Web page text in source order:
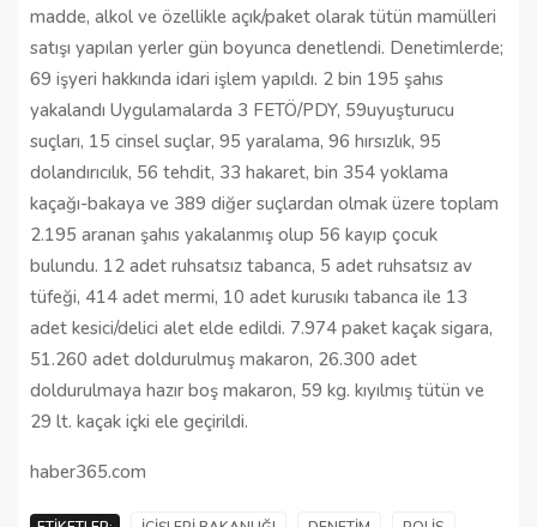
madde, alkol ve özellikle açık/paket olarak tütün mamülleri
satışı yapılan yerler gün boyunca denetlendi. Denetimlerde;
69 işyeri hakkında idari işlem yapıldı. 2 bin 195 şahıs
yakalandı Uygulamalarda 3 FETÖ/PDY, 59uyuşturucu
suçları, 15 cinsel suçlar, 95 yaralama, 96 hırsızlık, 95
dolandırıcılık, 56 tehdit, 33 hakaret, bin 354 yoklama
kaçağı-bakaya ve 389 diğer suçlardan olmak üzere toplam
2.195 aranan şahıs yakalanmış olup 56 kayıp çocuk
bulundu. 12 adet ruhsatsız tabanca, 5 adet ruhsatsız av
tüfeği, 414 adet mermi, 10 adet kurusıkı tabanca ile 13
adet kesici/delici alet elde edildi. 7.974 paket kaçak sigara,
51.260 adet doldurulmuş makaron, 26.300 adet
doldurulmaya hazır boş makaron, 59 kg. kıyılmış tütün ve
29 lt. kaçak içki ele geçirildi.
haber365.com